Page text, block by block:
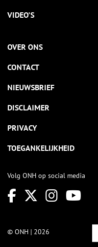
VIDEO’S
OVER ONS
CONTACT
NIEUWSBRIEF
DISCLAIMER
PRIVACY
TOEGANKELIJKHEID
Volg ONH op social media
© ONH | 2026